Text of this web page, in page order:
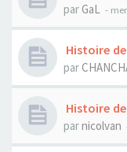
par GaL -
Histoire
par
Histoire
parnicolvan